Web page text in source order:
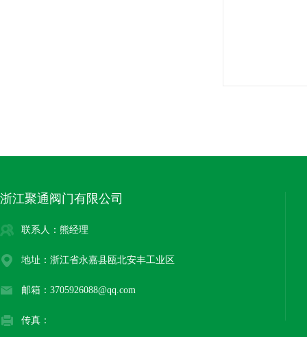
浙江聚通阀门有限公司
联系人：熊经理
地址：浙江省永嘉县瓯北安丰工业区
邮箱：3705926088@qq.com
传真：